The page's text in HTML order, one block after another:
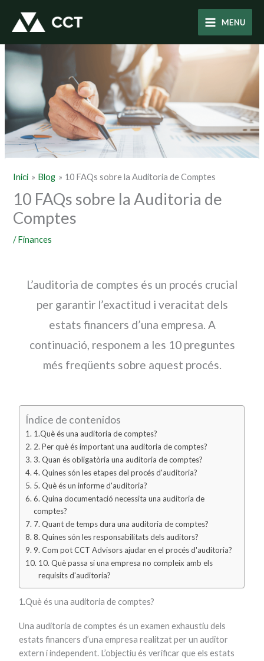
contingut
MENU
Inici Blog 10 FAQs sobre la Auditoria de Comptes
10 FAQs sobre la Auditoria de
Comptes
/Finances
L’auditoria de comptes és un procés crucial
per garantir l’exactitud i veracitat dels
estats financers d’una empresa. A
continuació, responem a les 10 preguntes
més freqüents sobre aquest procés.
Índice de contenidos
1.Què és una auditoria de comptes?
2. Per què és important una auditoria de comptes?
3. Quan és obligatòria una auditoria de comptes?
4. Quines són les etapes del procés d'auditoria?
5. Què és un informe d'auditoria?
6. Quina documentació necessita una auditoria de
comptes?
7. Quant de temps dura una auditoria de comptes?
8. Quines són les responsabilitats dels auditors?
9. Com pot CCT Advisors ajudar en el procés d'auditoria?
10. Què passa si una empresa no compleix amb els
requisits d'auditoria?
1.Què és una auditoria de comptes?
Una auditoria de comptes és un examen exhaustiu dels
estats financers d’una empresa realitzat per un auditor
extern i independent. L’objectiu és verificar que els estats